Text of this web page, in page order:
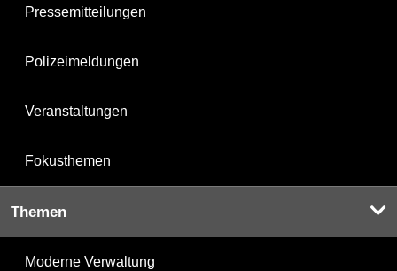
Pressemitteilungen
Polizeimeldungen
Veranstaltungen
Fokusthemen
Themen
Moderne Verwaltung